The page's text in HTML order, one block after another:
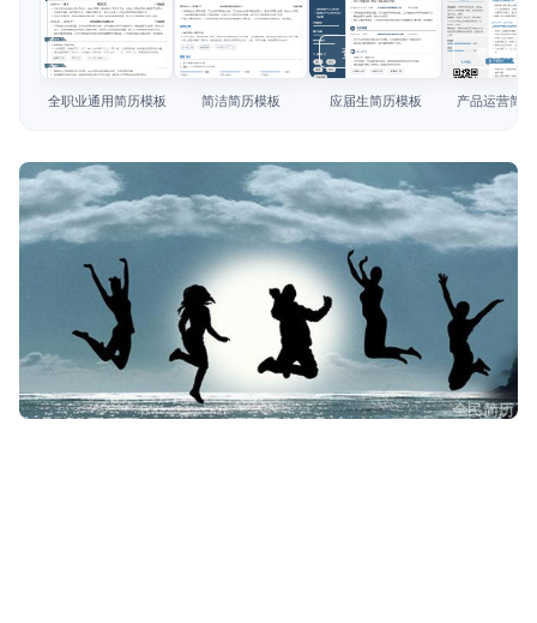
简历教程
查看模板
全职业通用简历模板
查看模板
简洁简历模板
查看模板
应届生简历模板
查看模板
产品运营简